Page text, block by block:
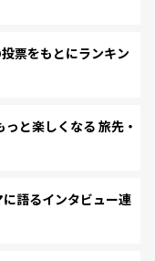
票をもとにランキン
と楽しくなる 旅先・
語るインタビュー連